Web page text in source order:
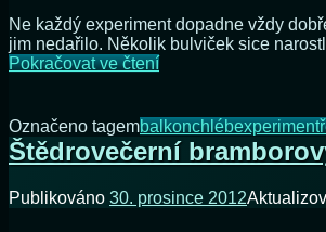
Ne každý experiment dopadne vždy
jim nedařilo. Několik bulviček sice
Pokračovat ve čteníFialová
balkonu
Označeno tagembalkonchlébexperiment
Štědrovečerní
Publikováno 30. prosince 2012